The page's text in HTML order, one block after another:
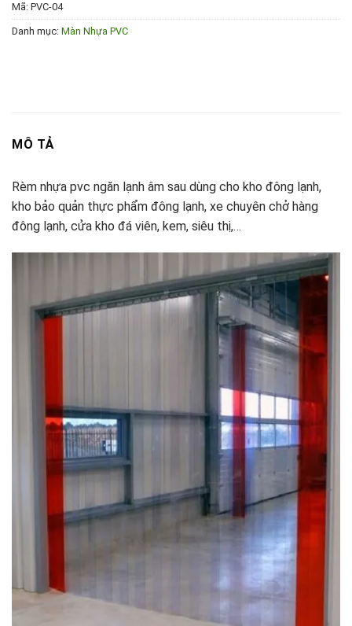
Mã: PVC-04
Danh mục: Màn Nhựa PVC
MÔ TẢ
Rèm nhựa pvc ngăn lạnh âm sau dùng cho kho đông lạnh,
kho bảo quản thực phẩm đông lạnh, xe chuyên chở hàng
đông lạnh, cửa kho đá viên, kem, siêu thị,…